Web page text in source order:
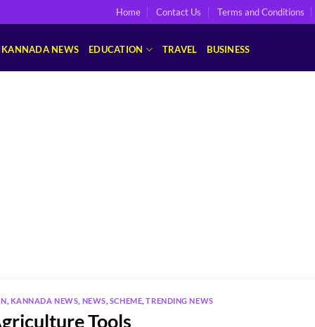
Home Contact Us Terms and Conditions
KANNADA NEWS EDUCATION TRAVEL BUSINESS
KANNADA NEWS NEWS SCHEME ,TRENDING NEWS
Tools